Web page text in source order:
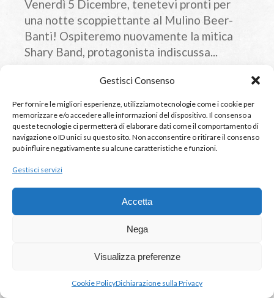
Gestisci Consenso
Per fornire le migliori esperienze, utilizziamo tecnologie come i cookie per
memorizzare e/o accedere alle informazioni del dispositivo. Il consenso a
queste tecnologie ci permetterà di elaborare dati come il comportamento di
navigazione o ID unici su questo sito. Non acconsentire o ritirare il consenso
può influire negativamente su alcune caratteristiche e funzioni.
Gestisci servizi
Accetta
Nega
Visualizza preferenze
Cookie PolicyDichiarazione sulla Privacy
Venerdì 5 Dicembre, tenetevi pronti per
una notte scoppiettante al Mulino Beer-
Banti! Ospiteremo nuovamente la mitica
Shary Band, protagonista indiscussa...